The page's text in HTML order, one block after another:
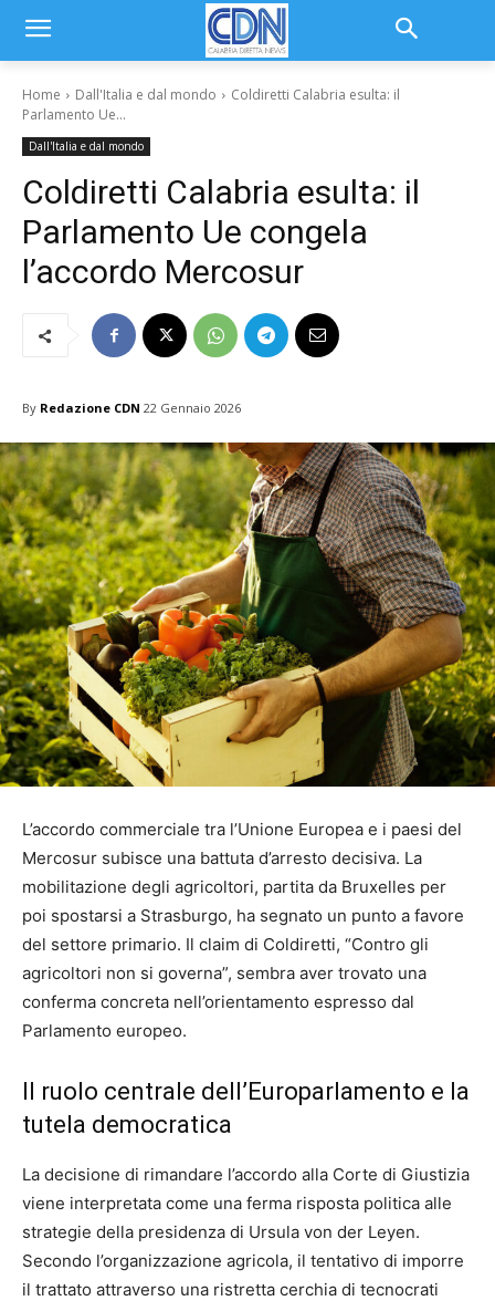
Home Dall'Italia e dal mondo
Coldiretti Calabria esulta: il
Parlamento Ue...
Dall'Italia e dal mondo
Coldiretti Calabria esulta: il
Parlamento Ue congela
l’accordo Mercosur
By Redazione CDN 22 Gennaio 2026
L’accordo commerciale tra l’Unione Europea e i paesi del
Mercosur subisce una battuta d’arresto decisiva. La
mobilitazione degli agricoltori, partita da Bruxelles per
poi spostarsi a Strasburgo, ha segnato un punto a favore
del settore primario. Il claim di Coldiretti, “Contro gli
agricoltori non si governa”, sembra aver trovato una
conferma concreta nell’orientamento espresso dal
Parlamento europeo.
Il ruolo centrale dell’Europarlamento e la
tutela democratica
La decisione di rimandare l’accordo alla Corte di Giustizia
viene interpretata come una ferma risposta politica alle
strategie della presidenza di Ursula von der Leyen.
Secondo l’organizzazione agricola, il tentativo di imporre
il trattato attraverso una ristretta cerchia di tecnocrati